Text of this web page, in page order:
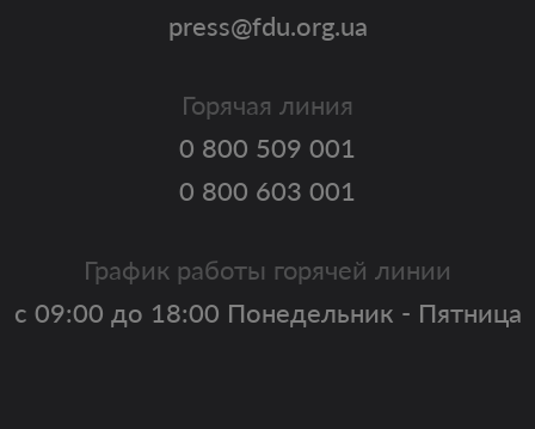
press@fdu.org.ua
Горячая линия
0 800 509 001
0 800 603 001
График работы горячей линии
с 09:00 до 18:00 Понедельник - Пятница